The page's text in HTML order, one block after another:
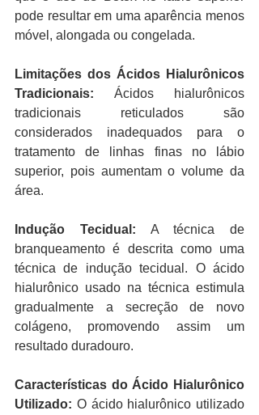
pode resultar em uma aparência menos
móvel, alongada ou congelada.
Limitações dos Ácidos Hialurônicos
Tradicionais: Ácidos hialurônicos
tradicionais reticulados são
considerados inadequados para o
tratamento de linhas finas no lábio
superior, pois aumentam o volume da
área.
Indução Tecidual: A técnica de
branqueamento é descrita como uma
técnica de indução tecidual. O ácido
hialurônico usado na técnica estimula
gradualmente a secreção de novo
colágeno, promovendo assim um
resultado duradouro.
Características do Ácido Hialurônico
Utilizado: O ácido hialurônico utilizado